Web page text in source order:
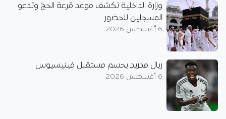
وزارة الداخلية تكشف موعد قرعة الحج وتدعو
المسجلين للحضور
6 أغسطس 2026
ريال مدريد يحسم مستقبل فينيسيوس
6 أغسطس 2026